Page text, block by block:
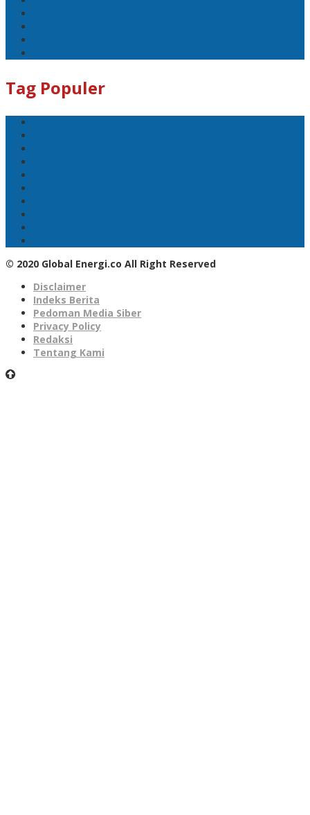
Tag Populer
© 2020 Global Energi.co All Right Reserved
Disclaimer
Indeks Berita
Pedoman Media Siber
Privacy Policy
Redaksi
Tentang Kami